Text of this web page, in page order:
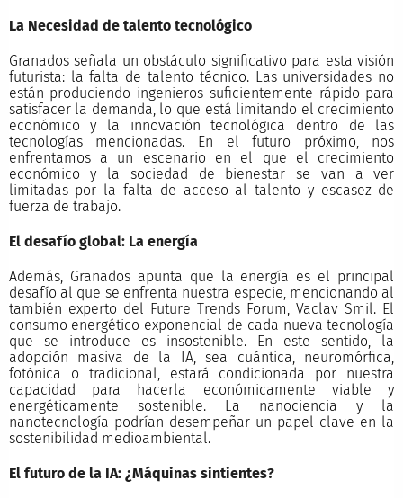
La Necesidad de talento tecnológico
Granados señala un obstáculo significativo para esta visión
futurista: la falta de talento técnico. Las universidades no
están produciendo ingenieros suficientemente rápido para
satisfacer la demanda, lo que está limitando el crecimiento
económico y la innovación tecnológica dentro de las
tecnologías mencionadas. En el futuro próximo, nos
enfrentamos a un escenario en el que el crecimiento
económico y la sociedad de bienestar se van a ver
limitadas por la falta de acceso al talento y escasez de
fuerza de trabajo.
El desafío global: La energía
Además, Granados apunta que la energía es el principal
desafío al que se enfrenta nuestra especie, mencionando al
también experto del Future Trends Forum, Vaclav Smil. El
consumo energético exponencial de cada nueva tecnología
que se introduce es insostenible. En este sentido, la
adopción masiva de la IA, sea cuántica, neuromórfica,
fotónica o tradicional, estará condicionada por nuestra
capacidad para hacerla económicamente viable y
energéticamente sostenible. La nanociencia y la
nanotecnología podrían desempeñar un papel clave en la
sostenibilidad medioambiental.
El futuro de la IA: ¿Máquinas sintientes?